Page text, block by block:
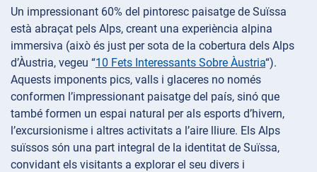
Un impressionant 60% del pintoresc paisatge de Suïssa
està abraçat pels Alps, creant una experiència alpina
immersiva (això és just per sota de la cobertura dels Alps
d’Àustria, vegeu “10 Fets Interessants Sobre Àustria“).
Aquests imponents pics, valls i glaceres no només
conformen l’impressionant paisatge del país, sinó que
també formen un espai natural per als esports d’hivern,
l’excursionisme i altres activitats a l’aire lliure. Els Alps
suïssos són una part integral de la identitat de Suïssa,
convidant els visitants a explorar el seu divers i